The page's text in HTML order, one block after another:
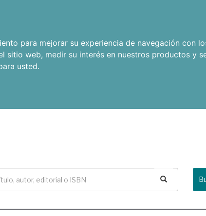
para mejorar su experiencia de navegación con
sitio web, medir su interés en nuestros productos y
usted.